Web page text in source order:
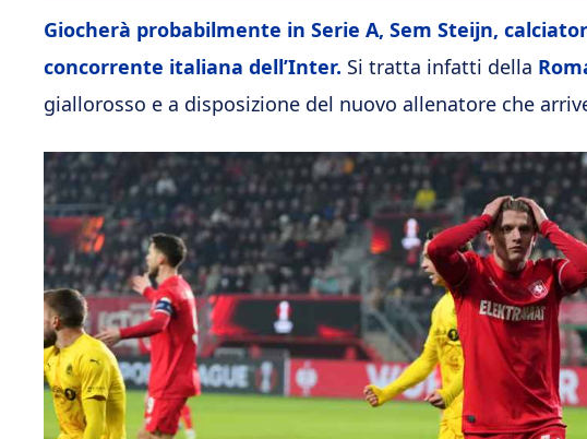
Giocherà probabilmente in Serie A, Sem Steijn,
concorrente italiana dell’Inter. Si tratta infatti della
giallorosso e a disposizione del nuovo allenatore che